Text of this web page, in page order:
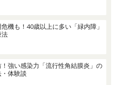
機も！40歳以上に多い「緑内障」
法
強い感染力「流行性角結膜炎」の
体験談